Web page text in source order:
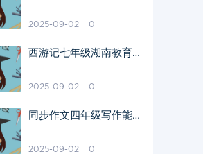
2025-09-02 0
西游记七年级湖南教育版
2025-09-02 0
同步作文四年级写作能力
2025-09-02 0